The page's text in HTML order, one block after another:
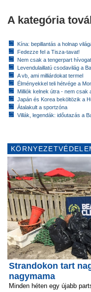
A kategória
Kína: bepillantás a holnap
Fedezze fel a Tisza-tavat!
Nem csak a tengerpart hívogat
Levendulaillatú csodavilág a
A vb, ami milliárdokat termel
Élményekkel teli hétvége a
Milliók kelnek útra - nem csak
Japán és Korea beköltözik a
Átalakult a sportzóna
Villák, legendák: időutazás a
Strandokon tart
nagymama
Minden héten egy újabb